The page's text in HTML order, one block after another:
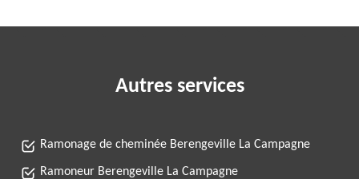
Autres services
Ramonage de cheminée Berengeville La Campagne
Ramoneur Berengeville La Campagne